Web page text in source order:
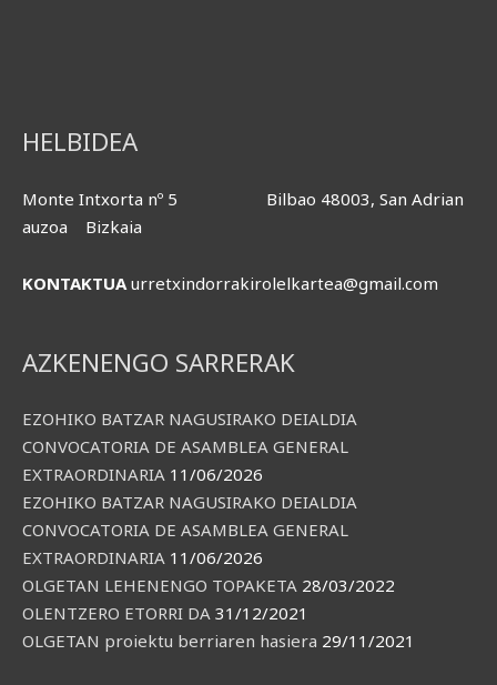
HELBIDEA
Monte Intxorta nº 5 Bilbao 48003, San Adrian
auzoa Bizkaia
KONTAKTUA urretxindorrakirolelkartea@gmail.com
AZKENENGO SARRERAK
EZOHIKO BATZAR NAGUSIRAKO DEIALDIA
CONVOCATORIA DE ASAMBLEA GENERAL
EXTRAORDINARIA 11/06/2026
EZOHIKO BATZAR NAGUSIRAKO DEIALDIA
CONVOCATORIA DE ASAMBLEA GENERAL
EXTRAORDINARIA 11/06/2026
OLGETAN LEHENENGO TOPAKETA 28/03/2022
OLENTZERO ETORRI DA 31/12/2021
OLGETAN proiektu berriaren hasiera 29/11/2021